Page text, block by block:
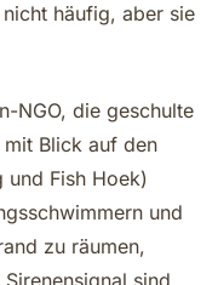
häufig, aber sie
NGO, die geschulte
mit Blick auf den
und Fish Hoek)
und
zu räumen,
sind